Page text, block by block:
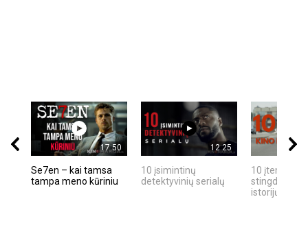
17:50
Se7en – kai tamsa
tampa meno kūriniu
12:25
10 įsimintinų
detektyvinių serialų
10 įtemptų,
stingdančių
istorijų